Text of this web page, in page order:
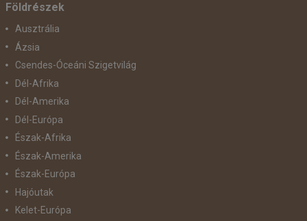
Földrészek
Ausztrália
Ázsia
Csendes-Óceáni Szigetvilág
Dél-Afrika
Dél-Amerika
Dél-Európa
Észak-Afrika
Észak-Amerika
Észak-Európa
Hajóutak
Kelet-Európa